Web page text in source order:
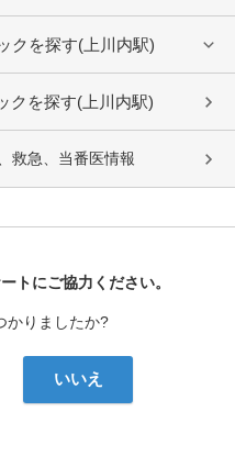
クを探す(上川内駅)
クを探す(上川内駅)
救急、当番医情報
トにご協力ください。
かりましたか?
いいえ